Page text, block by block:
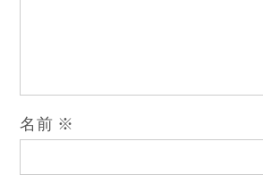
ョ
ン
名前 ※